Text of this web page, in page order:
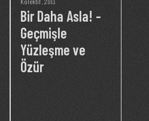
Bir Daha Asla! -
Geçmişle
Yüzleşme ve
Özür